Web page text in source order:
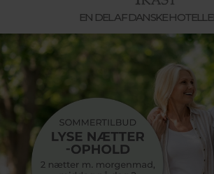
EN DEL AF DANSKE